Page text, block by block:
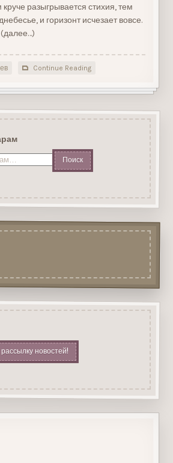
разыгрывается стихия, тем
и горизонт исчезает вовсе.
Continue Reading
новостей!